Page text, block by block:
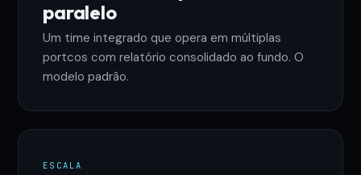
paralelo
Um time integrado que opera em múltiplas
portcos com relatório consolidado ao fundo. O
modelo padrão.
ESCALA